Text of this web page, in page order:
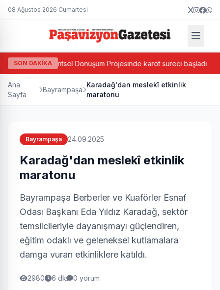
08 Ağustos 2026 Cumartesi
SON DAKİKA
Bazlı Kentsel Dönüşüm Projesinde karot süreci başladı
Ana
Sayfa
Bayrampaşa
Karadağ'dan meslekî etkinlik
maratonu
Bayrampaşa 24.09.2025
Karadağ'dan meslekî etkinlik
maratonu
Bayrampaşa Berberler ve Kuaförler Esnaf
Odası Başkanı Eda Yıldız Karadağ, sektör
temsilcileriyle dayanışmayı güçlendiren,
eğitim odaklı ve geleneksel kutlamalara
damga vuran etkinliklere katıldı.
2980 6 dk 0 yorum